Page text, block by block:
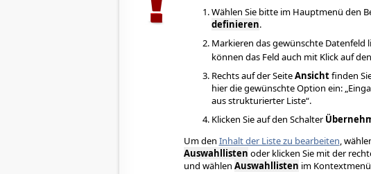
Wählen Sie bitte im Hauptmenü den
definieren.
Markieren das gewünschte Datenfeld
können das Feld auch mit Klick auf
Rechts auf der SeiteAnsichtfinden
hier die gewünschte Option ein:
aus strukturierter Liste“.
Klicken Sie auf den Schalter
Um den Inhalt der Liste zu bearbeiten,
Auswahllisten oder klicken Sie mit der
und wählen Auswahllisten im